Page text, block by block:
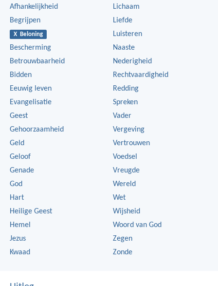
Afhankelijkheid
Begrijpen
X Beloning
Bescherming
Betrouwbaarheid
Bidden
Eeuwig leven
Evangelisatie
Geest
Gehoorzaamheid
Geld
Geloof
Genade
God
Hart
Heilige Geest
Hemel
Jezus
Kwaad
Lichaam
Liefde
Luisteren
Naaste
Nederigheid
Rechtvaardigheid
Redding
Spreken
Vader
Vergeving
Vertrouwen
Voedsel
Vreugde
Wereld
Wet
Wijsheid
Woord van God
Zegen
Zonde